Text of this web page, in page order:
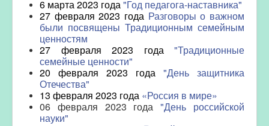
6 марта 2023 года"Год педагога-наставника"
27 февраля 2023 года Разговоры о важном
были посвящены Традиционным семейным
ценностям
27 февраля 2023 года
"Традиционные
семейные ценности"
20 февраля 2023 года "День защитника
Отечества"
13 февраля 2023 года «Россия в мире»
06 февраля 2023 года"День российской
науки"